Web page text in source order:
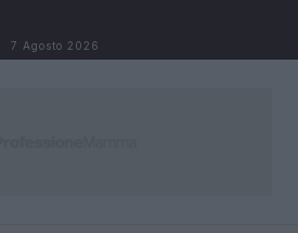
7 Agosto 2026